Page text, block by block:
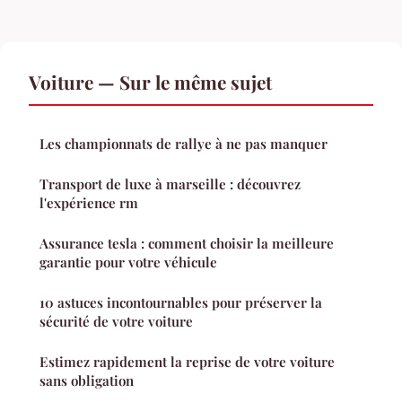
Voiture — Sur le même sujet
Les championnats de rallye à ne pas manquer
Transport de luxe à marseille : découvrez
l'expérience rm
Assurance tesla : comment choisir la meilleure
garantie pour votre véhicule
10 astuces incontournables pour préserver la
sécurité de votre voiture
Estimez rapidement la reprise de votre voiture
sans obligation